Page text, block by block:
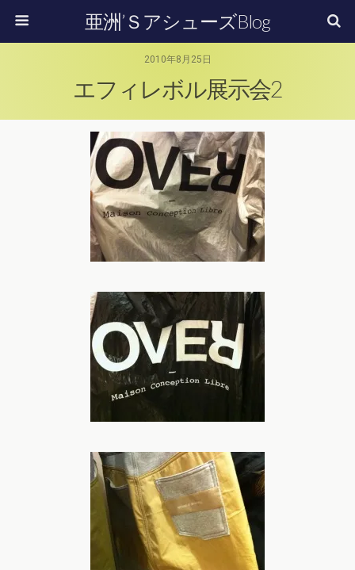
亜洲’ＳアシューズBlog
2010年8月25日
エフィレボル展示会2